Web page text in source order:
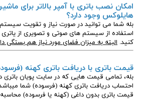
امکان نصب باتری با آمپر بالاتر برای
هایلوکس وجود دارد؟
بله شما می توانید در صورت نیاز و تقویت
استفاده از سیستم های صوتی و تصویری از یاتری با
کنید. البته به میزان فضای مورد نیاز هم بستگی
قیمت باتری با دریافت باتری کهنه
بله، تمامی قیمت هایی که در سایت پویان
احتساب دریافت باتری کهنه (فرسوده) شما
قیمت باتری بدون داغی (کهنه یا فرسوده)